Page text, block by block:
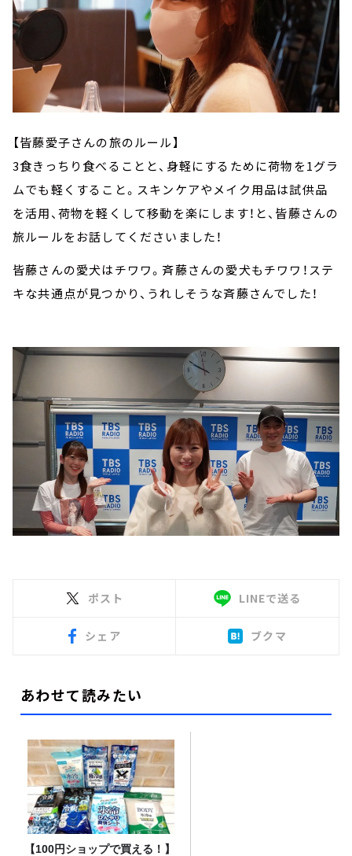
【皆藤愛子さんの旅のルール】
3食きっちり食べることと、身軽にするために荷物を1グラ
ムでも軽くすること。スキンケアやメイク用品は試供品
を活用、荷物を軽くして移動を楽にします！と、皆藤さんの
旅ルールをお話してくださいました！
皆藤さんの愛犬はチワワ。斉藤さんの愛犬もチワワ！ステ
キな共通点が見つかり、うれしそうな斉藤さんでした！
ポスト LINEで送る
シェア ブクマ
あわせて読みたい
【100円ショップで買える！】